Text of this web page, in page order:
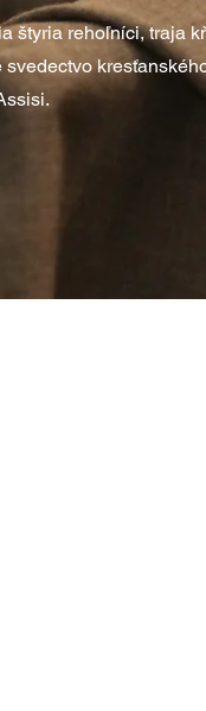
štyria rehoľníci, traja
svedectvo